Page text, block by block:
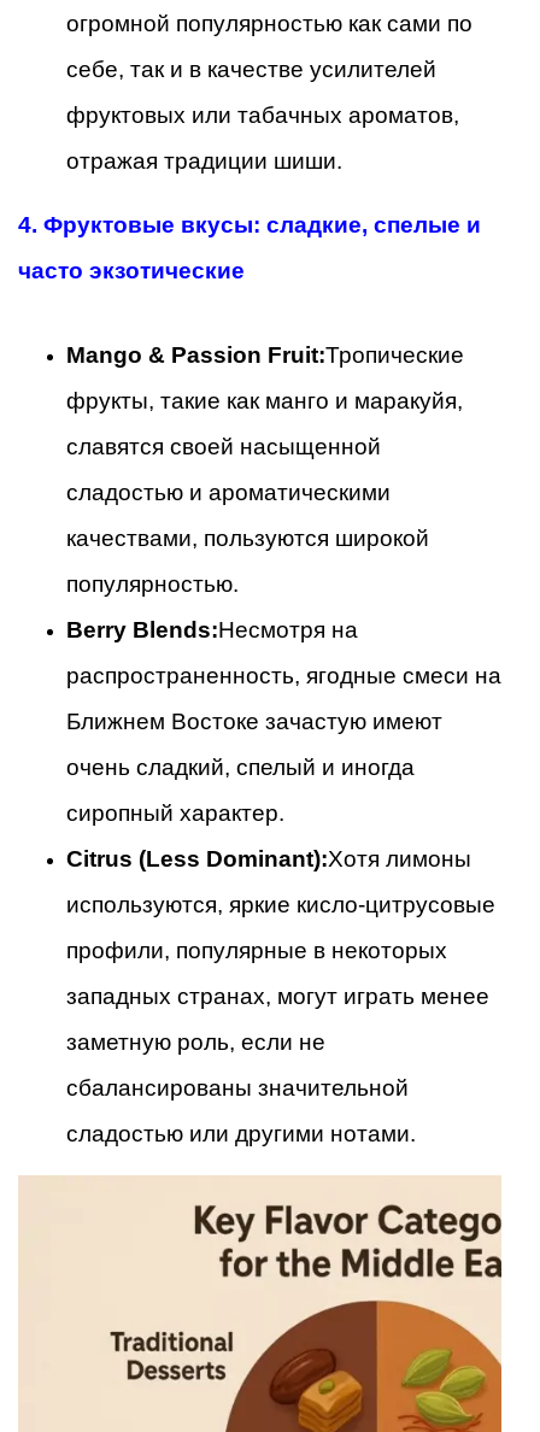
огромной популярностью как сами по
себе, так и в качестве усилителей
фруктовых или табачных ароматов,
отражая традиции шиши.
4. Фруктовые вкусы: сладкие, спелые и
часто экзотические
Mango & Passion Fruit:Тропические
фрукты, такие как манго и маракуйя,
славятся своей насыщенной
сладостью и ароматическими
качествами, пользуются широкой
популярностью.
Berry Blends:Несмотря на
распространенность, ягодные смеси на
Ближнем Востоке зачастую имеют
очень сладкий, спелый и иногда
сиропный характер.
Citrus (Less Dominant):Хотя лимоны
используются, яркие кисло-цитрусовые
профили, популярные в некоторых
западных странах, могут играть менее
заметную роль, если не
сбалансированы значительной
сладостью или другими нотами.